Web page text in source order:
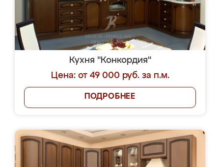
Кухня "Конкордия"
Цена: от 49 000 руб. за п.м.
ПОДРОБНЕЕ